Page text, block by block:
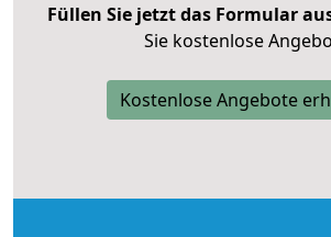
Füllen Sie jetzt das Formular
Sie kostenlose
Kostenlose Angebote